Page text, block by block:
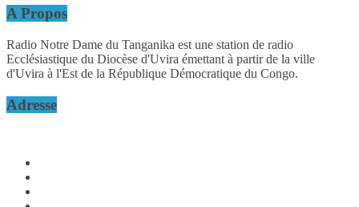
A Propos
Radio Notre Dame du Tanganika est une station de radio
Ecclésiastique du Diocèse d'Uvira émettant à partir de la ville
d'Uvira à l'Est de la République Démocratique du Congo.
Adresse